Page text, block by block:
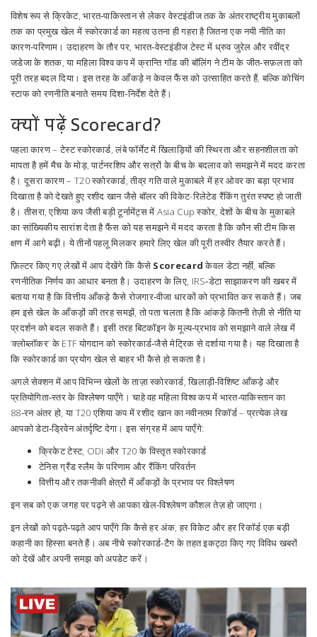
विशेष रूप सेक्रिकेट,भारत‑पाकिस्तान से लेकर वेस्टइंडीज तक के अंतरराष्ट्रीय मुकाबलों
तक का प्रमुख खेलमें स्कोरकार्ड का महत्व उतना ही गहरा है जितना एक नयी नीति का
कारण‑परिणाम। उदाहरण के तौर पर, भारत‑वेस्टइंडीज टेस्ट में ध्रुव जुरेल और रवींद्र
जडेजा के शतक, या महिला विश्व कप में क्रान्ति गॉड की बॉलिंग ने टीम के जीत‑सफ़लता को
पूरी तरह बदल दिया। इस तरह के आँकड़े न केवल फैंस को उत्साहित करते हैं, बल्कि कोचिंग
स्टाफ को रणनीति बनाते समय दिशा‑निर्देश देते हैं।
क्यों पढ़ें Scorecard?
पहला कारण –टेस्‍ट स्कोरकार्ड,लंबे फॉर्मेट में खिलाड़ियों की स्थिरता और सहनशीलता को
मापता हैहमें मैच के मोड़, पार्टनरशिप और सत्रों के बीच के बदलाव को समझने में मदद करता
है। दूसरा कारण – T20 स्कोरकार्ड,तीव्र गति वाले मुकाबले में हर ओवर का बड़ा प्रभाव
दिखाता हैको देखते हुए रशीद खान जैसे बॉलर की विकेट-रिलेटेड रैंकिंग तुरंत स्पष्ट हो जाती
है। तीसरा, एशिया कप जैसी बड़ी टूर्नामेंट्स में Asia Cup स्कोर,देशों के बीच के मुकाबले
का सांख्यिकीय सारांश देता हैफैंस को यह समझने में मदद करता है कि कौन सी टीम किस
क्षण में आगे बढ़ी। ये तीनों पहलू मिलकर हमारे लिए खेल की पूरी तस्वीर तैयार करते हैं।
फ़िल्टर किए गए लेखों में आप देखेंगे कि कैसे Scorecardकेवल डेटा नहीं, बल्कि
रणनीतिक निर्णय का आधार बनता है। उदाहरण के लिए, IRS‑डेटा साझाकरण की खबर में
बताया गया है कि वित्तीय आँकड़े कैसे रोजगार‑वीजा धारकों को प्रभावित कर सकते हैं। जब
हम इसे खेल के आँकड़ों की तरह समझें, तो पता चलता है कि आंकड़े कितनी तेज़ी से नीति या
प्रदर्शन को बदल सकते हैं। इसी तरह बिटकॉइन के मूल्य‑प्रभाव को समझाने वाले लेख में
‘क्लोब्लॉकर’ के ETF योगदान को स्कोरकार्ड‑जैसे मेट्रिक से दर्शाया गया है। यह दिखाता है
कि स्कोरकार्ड का प्रयोग खेल से बाहर भी कैसे हो सकता है।
अगले सेक्शन में आप विभिन्न खेलों के ताज़ा स्कोरकार्ड, खिलाड़ी‑विशिष्ट आँकड़े और
प्रतियोगिता‑स्तर के विश्लेषण पाएँगे। चाहे वह महिला विश्व कप में भारत‑पाकिस्तान का
88‑रन अंतर हो, या T20 एशिया कप में रशीद खान का नवीनतम रिकॉर्ड – प्रत्येक लेख
आपको डेटा‑ड्रिवेन अंतर्दृष्टि देगा। इस संग्रह में आप पाएँगे:
क्रिकेट टेस्ट, ODI और T20 के विस्तृत स्कोरकार्ड
टेनिस ग्रैंड स्लैम के परिणाम और रैंकिंग परिवर्तन
वित्तीय और तकनीकी क्षेत्रों में आँकड़ों के प्रभाव पर विश्लेषण
इन सब को एक जगह पर पढ़ने से आपका खेल‑विश्लेषण कौशल तेज़ हो जाएगा।
इन लेखों को पढ़ते‑पढ़ते आप पाएँगे कि कैसे हर अंक, हर विकेट और हर रिकॉर्ड एक बड़ी
कहानी का हिस्सा बनते हैं। अब नीचे स्कोरकार्ड‑टैग के तहत इकट्ठा किए गए विविध खबरों
को देखें और अपनी समझ को अपडेट करें।